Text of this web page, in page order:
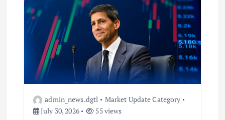
admin_news.dgtl
Market Update Category
July 30, 2026
55 views